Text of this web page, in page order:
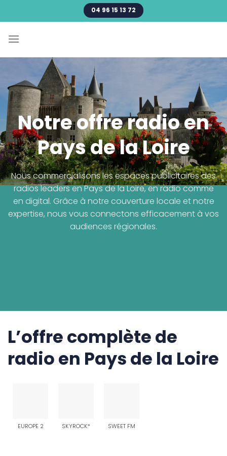
au
04 96 15 13 72
Notre offre radio en
Pays de la Loire
Nous commercialisons les espaces publicitaires des
radios leaders en Pays de la Loire, en radio comme
en digital. Grâce à notre couverture locale et notre
expertise, nous vous connectons efficacement à vos
audiences régionales.
L’offre complète de
radio en Pays de la Loire
EUROPE 2 SKYROCK* SWEET FM